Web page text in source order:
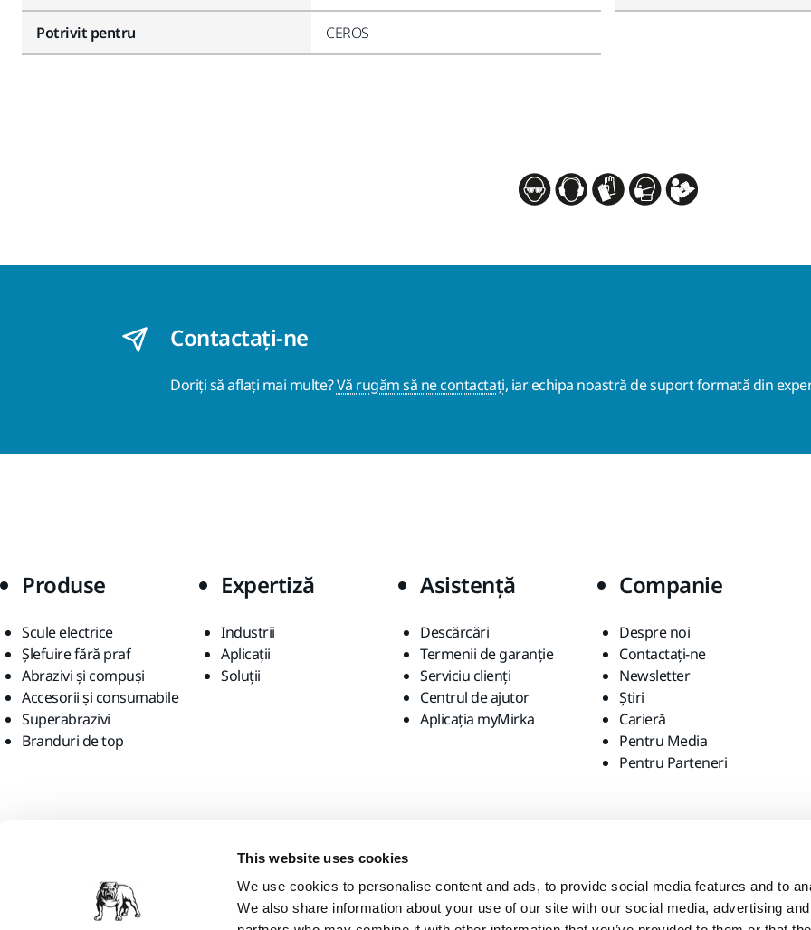
This website uses cookies
We use cookies to personalise content and ads, to provide social media features and to
We also share information about your use of our site with our social media, advertising
Potrivit pentru CEROS
Contactaţi-ne
Doriți să aflați mai multe?Vă rugăm să ne contactați, iar echipa noastră de suport formată din
Produse
Scule electrice
Șlefuire fără praf
Abrazivi și compuși
Accesorii și consumabile
Superabrazivi
Branduri de top
Expertiză
Industrii
Aplicații
Soluții
Asistență
Descărcări
Termenii de garanție
Serviciu clienți
Centrul de ajutor
Aplicația myMirka
Companie
Despre noi
Contactaţi-ne
Newsletter
Știri
Carieră
Pentru Media
Pentru Parteneri